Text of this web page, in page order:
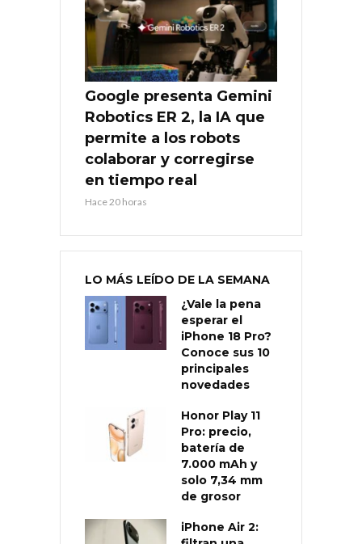
Google presenta Gemini
Robotics ER 2, la IA que
permite a los robots
colaborar y corregirse
en tiempo real
Hace 20 horas
LO MÁS LEÍDO DE LA SEMANA
¿Vale la pena
esperar el
iPhone 18 Pro?
Conoce sus 10
principales
novedades
Honor Play 11
Pro: precio,
batería de
7.000 mAh y
solo 7,34 mm
de grosor
iPhone Air 2: